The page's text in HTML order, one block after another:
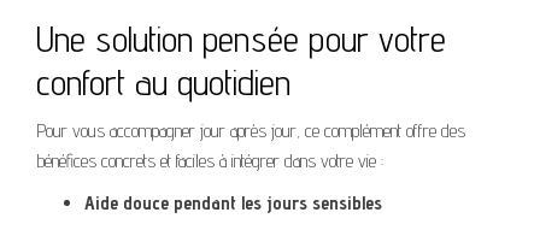
Une solution pensée pour votre
confort au quotidien
Pour vous accompagner jour après jour, ce complément offre des
bénéfices concrets et faciles à intégrer dans votre vie :
Aide douce pendant les jours sensibles